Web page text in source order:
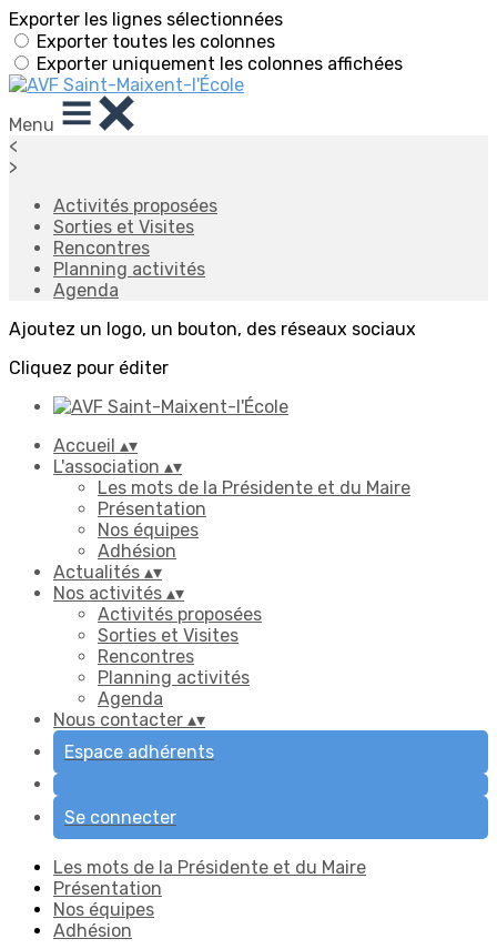
Exporter les lignes sélectionnées
Exporter toutes les colonnes
Exporter uniquement les colonnes affichées
Menu
<
>
Activités proposées
Sorties et Visites
Rencontres
Planning activités
Agenda
Ajoutez un logo, un bouton, des réseaux sociaux
Cliquez pour éditer
Accueil ▴▾
L'association ▴▾
Les mots de la Présidente et du Maire
Présentation
Nos équipes
Adhésion
Actualités ▴▾
Nos activités ▴▾
Activités proposées
Sorties et Visites
Rencontres
Planning activités
Agenda
Nous contacter ▴▾
Espace adhérents
Se connecter
Les mots de la Présidente et du Maire
Présentation
Nos équipes
Adhésion